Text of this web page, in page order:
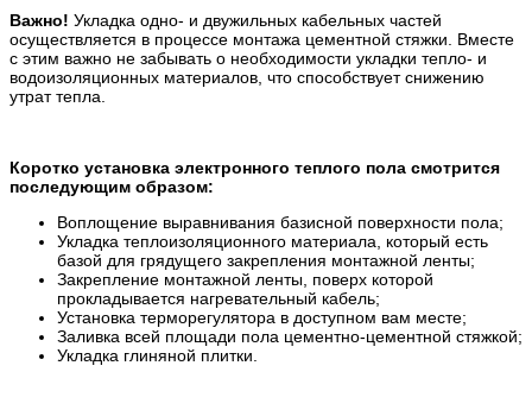
Важно! Укладка одно- и двужильных кабельных частей
осуществляется в процессе монтажа цементной стяжки. Вместе
с этим важно не забывать о необходимости укладки тепло- и
водоизоляционных материалов, что способствует снижению
утрат тепла.
Коротко установка электронного теплого пола смотрится
последующим образом:
Воплощение выравнивания базисной поверхности пола;
Укладка теплоизоляционного материала, который есть
базой для грядущего закрепления монтажной ленты;
Закрепление монтажной ленты, поверх которой
прокладывается нагревательный кабель;
Установка терморегулятора в доступном вам месте;
Заливка всей площади пола цементно-цементной стяжкой;
Укладка глиняной плитки.